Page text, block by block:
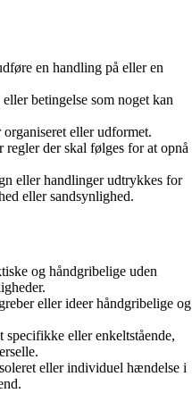
en handling på eller en
betingelse som noget kan
eller udformet.
der skal følges for at opnå
eller handlinger udtrykkes for
eller sandsynlighed.
og håndgribelige uden
eller ideer håndgribelige og
specifikke eller enkeltstående,
eller individuel hændelse i